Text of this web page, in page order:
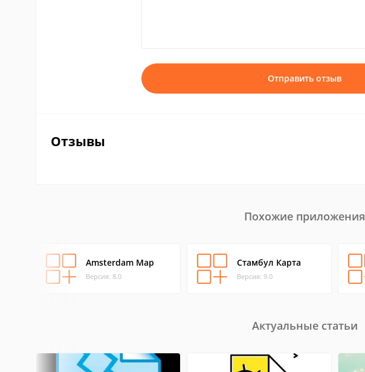
Отправить отзыв
Отзывы
Похожие приложения
Amsterdam Map
Версия: 8.0
Стамбул Карта
Версия: 9.0
Актуальные статьи